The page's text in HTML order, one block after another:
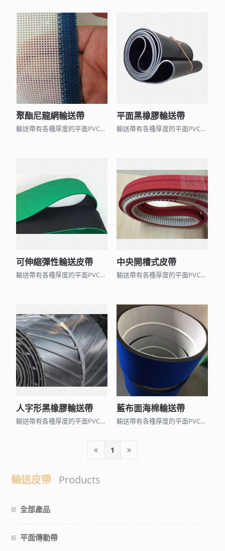
聚酯尼龍網輸送帶
輸送帶有各種厚度的平面PVC、PU、黑橡膠、矽利康皮帶和表面各種不同花紋的皮帶及 聚酯尼龍網帶、木棉帶、帆布平面帶…，因種類眾多無法全部列出,可來電詢問。 另可加工打孔、黏擋板、導條、裙邊、海棉、加厚橡膠…等特殊加工。
平面黑橡膠輸送帶
輸送帶有各種厚度的平面PVC、PU、黑橡膠、矽利康皮帶和表面各種不同花紋的皮帶及 聚酯尼龍網帶、木棉帶、帆布平面帶…，因種類眾多無法全部列出,可來電詢問。 另可加工打孔、黏擋板、導條、裙邊、海棉、加厚橡膠…等特殊加工。
可伸縮彈性輸送皮帶
輸送帶有各種厚度的平面PVC、PU、黑橡膠、矽利康皮帶和表面各種不同花紋的皮帶及 聚酯尼龍網帶、木棉帶、帆布平面帶…，因種類眾多無法全部列出,可來電詢問。 另可加工打孔、黏擋板、導條、裙邊、海棉、加厚橡膠…等特殊加工。
中央開槽式皮帶
輸送帶有各種厚度的平面PVC、PU、黑橡膠、矽利康皮帶和表面各種不同花紋的皮帶及 聚酯尼龍網帶、木棉帶、帆布平面帶…，因種類眾多無法全部列出,可來電詢問。 另可加工打孔、黏擋板、導條、裙邊、海棉、加厚橡膠…等特殊加工。
人字形黑橡膠輸送帶
輸送帶有各種厚度的平面PVC、PU、黑橡膠、矽利康皮帶和表面各種不同花紋的皮帶及 聚酯尼龍網帶、木棉帶、帆布平面帶…，因種類眾多無法全部列出,可來電詢問。 另可加工打孔、黏擋板、導條、裙邊、海棉、加厚橡膠…等特殊加工。
藍布面海棉輸送帶
輸送帶有各種厚度的平面PVC、PU、黑橡膠、矽利康皮帶和表面各種不同花紋的皮帶及 聚酯尼龍網帶、木棉帶、帆布平面帶…，因種類眾多無法全部列出,可來電詢問。 另可加工打孔、黏擋板、導條、裙邊、海棉、加厚橡膠…等特殊加工。
1
輸送皮帶 Products
全部產品
平面傳動帶